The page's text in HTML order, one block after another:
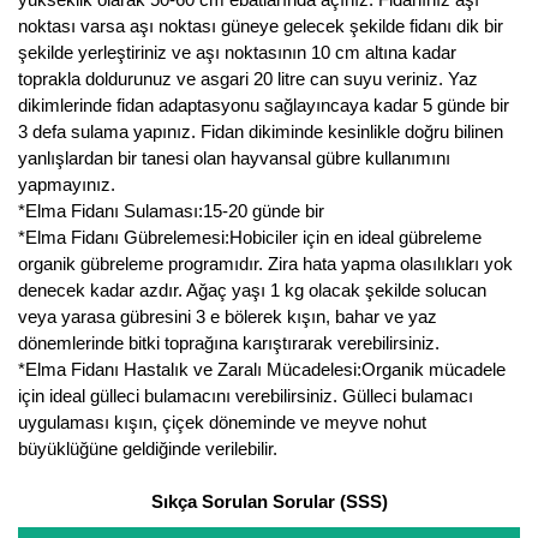
noktası varsa aşı noktası güneye gelecek şekilde fidanı dik bir
şekilde yerleştiriniz ve aşı noktasının 10 cm altına kadar
toprakla doldurunuz ve asgari 20 litre can suyu veriniz. Yaz
dikimlerinde fidan adaptasyonu sağlayıncaya kadar 5 günde bir
3 defa sulama yapınız. Fidan dikiminde kesinlikle doğru bilinen
yanlışlardan bir tanesi olan hayvansal gübre kullanımını
yapmayınız.
*Elma Fidanı Sulaması:15-20 günde bir
*Elma Fidanı Gübrelemesi:Hobiciler için en ideal gübreleme
organik gübreleme programıdır. Zira hata yapma olasılıkları yok
denecek kadar azdır. Ağaç yaşı 1 kg olacak şekilde solucan
veya yarasa gübresini 3 e bölerek kışın, bahar ve yaz
dönemlerinde bitki toprağına karıştırarak verebilirsiniz.
*Elma Fidanı Hastalık ve Zaralı Mücadelesi:Organik mücadele
için ideal gülleci bulamacını verebilirsiniz. Gülleci bulamacı
uygulaması kışın, çiçek döneminde ve meyve nohut
büyüklüğüne geldiğinde verilebilir.
Sıkça Sorulan Sorular (SSS)
Yaban Mersini Fidanı
Zeytin Fidanı